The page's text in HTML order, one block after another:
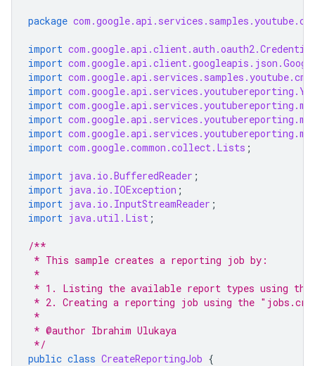
package
import
import
import
import
import
import
import
import com.google.common.collect.Lists ;
import java.io.BufferedReader ;
import java.io.IOException ;
import java.io.InputStreamReader ;
import java.util.List ;
/**
* This sample creates a reporting job by:
*
* 1. Listing the available report types using the
* 2. Creating a reporting job using the
*
* @author Ibrahim Ulukaya
*/
public class CreateReportingJob {